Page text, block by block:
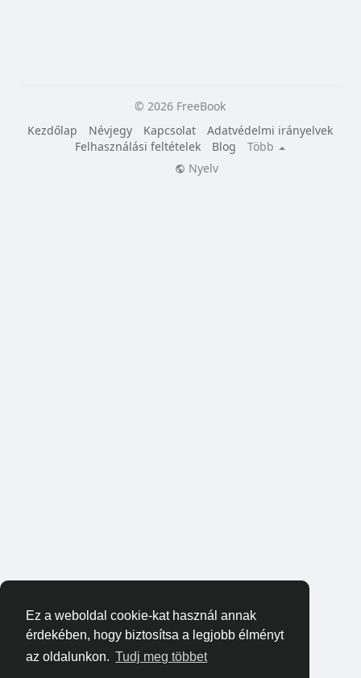
Ez a weboldal cookie-kat használ annak
érdekében, hogy biztosítsa a legjobb élményt
az oldalunkon. Tudj meg többet
© 2026 FreeBook
Kezdőlap
Névjegy Kapcsolat
Adatvédelmi irányelvek
Felhasználási feltételek
Blog
Több
Nyelv